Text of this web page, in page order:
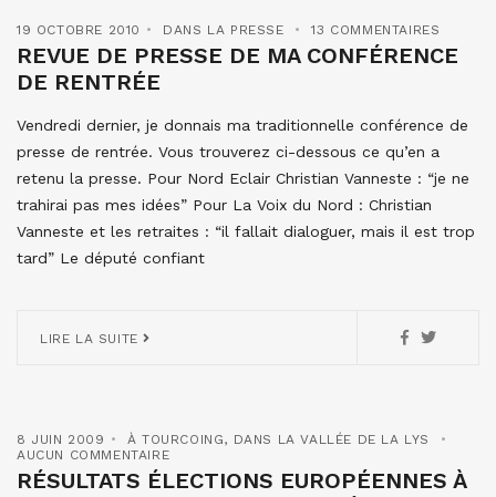
19 OCTOBRE 2010 DANS LA PRESSE 13 COMMENTAIRES
REVUE DE PRESSE DE MA CONFÉRENCE
DE RENTRÉE
Vendredi dernier, je donnais ma traditionnelle conférence de
presse de rentrée. Vous trouverez ci-dessous ce qu’en a
retenu la presse. Pour Nord Eclair Christian Vanneste : “je ne
trahirai pas mes idées” Pour La Voix du Nord : Christian
Vanneste et les retraites : “il fallait dialoguer, mais il est trop
tard” Le député confiant
LIRE LA SUITE
8 JUIN 2009 À TOURCOING, DANS LA VALLÉE DE LA LYS
AUCUN COMMENTAIRE
RÉSULTATS ÉLECTIONS EUROPÉENNES À